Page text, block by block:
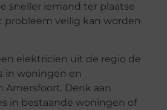
sneller iemand ter plaatse
probleem veilig kan worden
elektricien uit de regio de
in woningen en
Amersfoort. Denk aan
in bestaande woningen of